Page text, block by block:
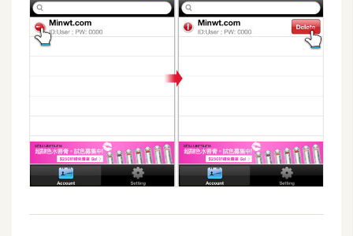
設
定
作
商